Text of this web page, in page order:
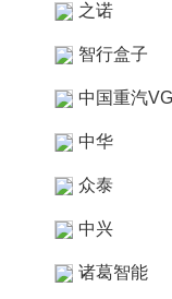
之诺
智行盒子
中国重汽
中华
众泰
中兴
诸葛智能